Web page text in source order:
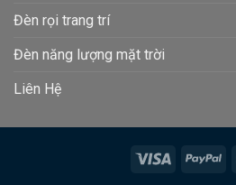
Đèn rọi trang trí
Đèn năng lượng mặt trời
Liên Hệ